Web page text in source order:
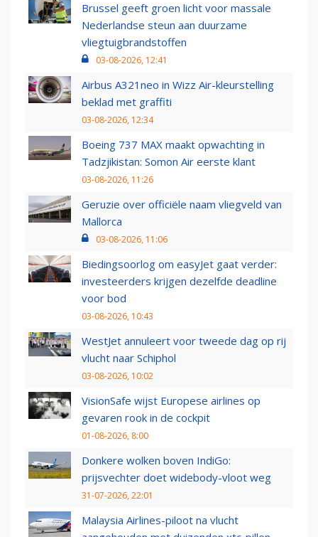
Brussel geeft groen licht voor massale
Nederlandse steun aan duurzame
vliegtuigbrandstoffen
03-08-2026, 12:41
Airbus A321neo in Wizz Air-kleurstelling
beklad met graffiti
03-08-2026, 12:34
Boeing 737 MAX maakt opwachting in
Tadzjikistan: Somon Air eerste klant
03-08-2026, 11:26
Geruzie over officiële naam vliegveld van
Mallorca
03-08-2026, 11:06
Biedingsoorlog om easyJet gaat verder:
investeerders krijgen dezelfde deadline
voor bod
03-08-2026, 10:43
WestJet annuleert voor tweede dag op rij
vlucht naar Schiphol
03-08-2026, 10:02
VisionSafe wijst Europese airlines op
gevaren rook in de cockpit
01-08-2026, 8:00
Donkere wolken boven IndiGo:
prijsvechter doet widebody-vloot weg
31-07-2026, 22:01
Malaysia Airlines-piloot na vlucht